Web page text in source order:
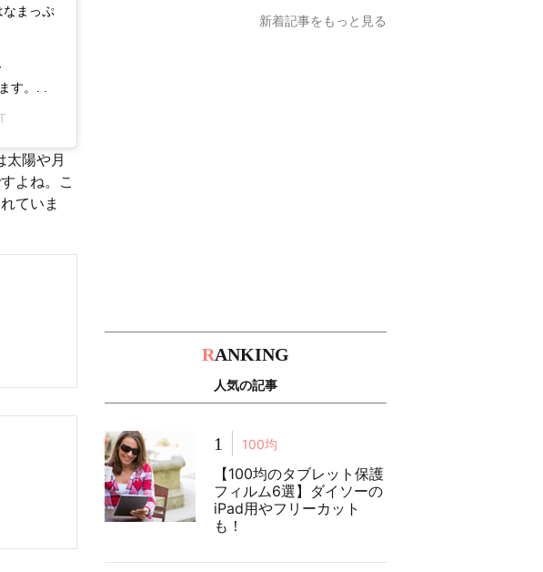
なまっぷ
す。. .
太陽や月
よね。こ
ていま
新着記事をもっと見る
RANKING
人気の記事
1 100均
【100均のタブレット保護
フィルム6選】ダイソーの
iPad用やフリーカット
も！